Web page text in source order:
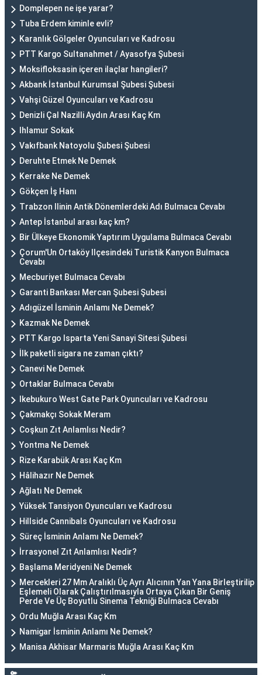
Domplepen ne işe yarar?
Tuba Erdem kiminle evli?
Karanlık Gölgeler Oyuncuları ve Kadrosu
PTT Kargo Sultanahmet / Ayasofya Şubesi
Moksifloksasin içeren ilaçlar hangileri?
Akbank İstanbul Kurumsal Şubesi Şubesi
Vahşi Güzel Oyuncuları ve Kadrosu
Denizli Çal Nazilli Aydın Arası Kaç Km
Ihlamur Sokak
Vakıfbank Natoyolu Şubesi Şubesi
Deruhte Etmek Ne Demek
Kerrake Ne Demek
Gökçen İş Hanı
Trabzon Ilinin Antik Dönemlerdeki Adı Bulmaca Cevabı
Antep İstanbul arası kaç km?
Bir Ülkeye Ekonomik Yaptırım Uygulama Bulmaca Cevabı
Çorum'Un Ortaköy Ilçesindeki Turistik Kanyon Bulmaca
Cevabı
Mecburiyet Bulmaca Cevabı
Garanti Bankası Mercan Şubesi Şubesi
Adıgüzel İsminin Anlamı Ne Demek?
Kazmak Ne Demek
PTT Kargo Isparta Yeni Sanayi Sitesi Şubesi
İlk paketli sigara ne zaman çıktı?
Canevi Ne Demek
Ortaklar Bulmaca Cevabı
Ikebukuro West Gate Park Oyuncuları ve Kadrosu
Çakmakçı Sokak Meram
Coşkun Zıt Anlamlısı Nedir?
Yontma Ne Demek
Rize Karabük Arası Kaç Km
Hâlihazır Ne Demek
Ağlatı Ne Demek
Yüksek Tansiyon Oyuncuları ve Kadrosu
Hillside Cannibals Oyuncuları ve Kadrosu
Süreç İsminin Anlamı Ne Demek?
İrrasyonel Zıt Anlamlısı Nedir?
Başlama Meridyeni Ne Demek
Mercekleri 27 Mm Aralıklı Üç Ayrı Alıcının Yan Yana Birleştirilip
Eşlemeli Olarak Çalıştırılmasıyla Ortaya Çıkan Bir Geniş
Perde Ve Üç Boyutlu Sinema Tekniği Bulmaca Cevabı
Ordu Muğla Arası Kaç Km
Namigar İsminin Anlamı Ne Demek?
Manisa Akhisar Marmaris Muğla Arası Kaç Km